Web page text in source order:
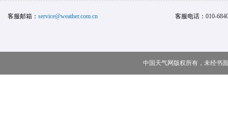
客服邮箱： service@weather.com.cn 客服电话： 010-
中国天气网版权所有，未经